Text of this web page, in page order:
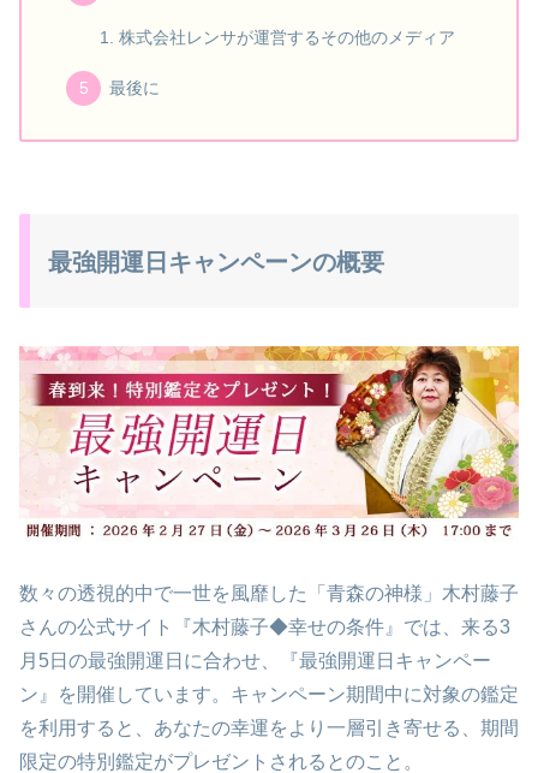
株式会社レンサが運営するその他のメディア
最後に
最強開運日キャンペーンの概要
数々の透視的中で一世を風靡した「青森の神様」木村藤子
さんの公式サイト『木村藤子◆幸せの条件』では、来る3
月5日の最強開運日に合わせ、『最強開運日キャンペー
ン』を開催しています。キャンペーン期間中に対象の鑑定
を利用すると、あなたの幸運をより一層引き寄せる、期間
限定の特別鑑定がプレゼントされるとのこと。